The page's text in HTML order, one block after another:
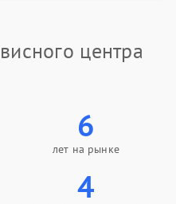
2750 рублей
890 рублей
310 рублей
центра
6
лет на рынке
4